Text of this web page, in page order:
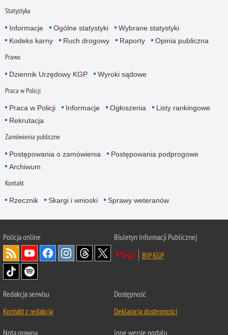
Statystyka
Informacje Ogólne statystyki
Wybrane statystyki
Kodeks karny
Ruch drogowy Raporty Opinia publiczna
Prawo
Dziennik Urzędowy KGP Wyroki sądowe
Praca w Policji
Praca w Policji Informacje Ogłoszenia
Listy rankingowe
Rekrutacja
Zamówienia publiczne
Postępowania o zamówienia
Postępowania podprogowe
Archiwum
Kontakt
Rzecznik Skargi i wnioski Sprawy weteranów
Policjaonline
Biuletyn Informacji Publicznej
BIP KGP
Redakcja serwisu
Kontakt z redakcją
Dostępność
Deklaracja dostępności
Nota prawna Inne wersje portalu